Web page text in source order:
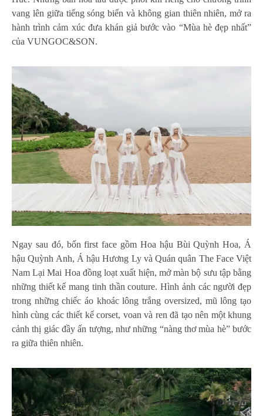
vang lên giữa tiếng sóng biển và không gian thiên nhiên, mở ra
hành trình cảm xúc đưa khán giả bước vào “Mùa hè đẹp nhất”
của VUNGOC&SON.
Ngay sau đó, bốn first face gồm Hoa hậu Bùi Quỳnh Hoa, Á
hậu Quỳnh Anh, Á hậu Hương Ly và Quán quân The Face Việt
Nam Lại Mai Hoa đồng loạt xuất hiện, mở màn bộ sưu tập bằng
những thiết kế mang tinh thần couture. Hình ảnh các người đẹp
trong những chiếc áo khoác lông trắng oversized, mũ lông tạo
hình cùng các thiết kế corset, voan và ren đã tạo nên một khung
cảnh thị giác đầy ấn tượng, như những “nàng thơ mùa hè” bước
ra giữa thiên nhiên.